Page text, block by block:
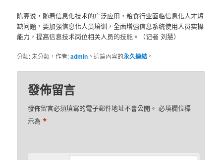
陈亮说，随着信息化技术的广泛应用，粮食行业面临信息化人才短
缺问题，要加强信息化人员培训，全面增强信息系统使用人员实操
能力，提高信息技术岗位相关人员的技能。（记者 刘慧）
分類: 未分類，作者:admin 。這篇內容的永久連結 。
發佈留言
發佈留言必須填寫的電子郵件地址不會公開。 必填欄位標
示為*